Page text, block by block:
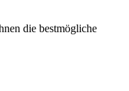
die bestmögliche